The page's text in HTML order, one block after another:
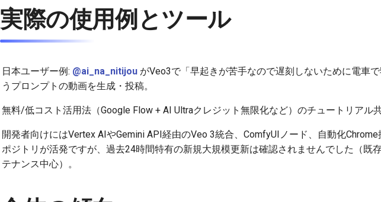
実際の使用例とツール
日本ユーザー例: @ai_na_nitijou がVeo3で「早起きが苦手なので遅刻しないために電車
うプロンプトの動画を生成・投稿。
無料/低コスト活用法（Google Flow + AI Ultraクレジット無限化など）のチュートリアル共
開発者向けにはVertex AIやGemini API経由のVeo 3統合、ComfyUIノード、自動化Chrome
ポジトリが活発ですが、過去24時間特有の新規大規模更新は確認されませんでした（既
テナンス中心）。